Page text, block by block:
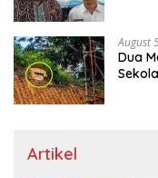
August
Dua
Artikel